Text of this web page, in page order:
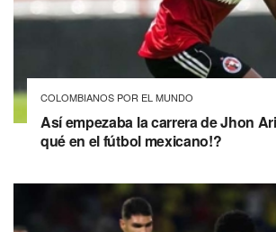
COLOMBIANOS POR EL MUNDO
Así empezaba la carrera de Jhon
qué en el fútbol mexicano!?